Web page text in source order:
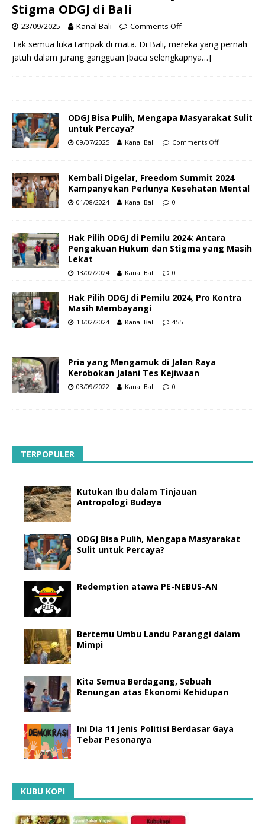
Stigma ODGJ di Bali
23/09/2025 Kanal Bali Comments Off
Tak semua luka tampak di mata. Di Bali, mereka yang pernah
jatuh dalam jurang gangguan [baca selengkapnya…]
ODGJ Bisa Pulih, Mengapa Masyarakat Sulit
untuk Percaya?
09/07/2025 Kanal Bali Comments Off
Kembali Digelar, Freedom Summit 2024
Kampanyekan Perlunya Kesehatan Mental
01/08/2024 Kanal Bali 0
Hak Pilih ODGJ di Pemilu 2024: Antara
Pengakuan Hukum dan Stigma yang Masih
Lekat
13/02/2024 Kanal Bali 0
Hak Pilih ODGJ di Pemilu 2024, Pro Kontra
Masih Membayangi
13/02/2024 Kanal Bali 455
Pria yang Mengamuk di Jalan Raya
Kerobokan Jalani Tes Kejiwaan
03/09/2022 Kanal Bali 0
TERPOPULER
Kutukan Ibu dalam Tinjauan
Antropologi Budaya
ODGJ Bisa Pulih, Mengapa Masyarakat
Sulit untuk Percaya?
Redemption atawa PE-NEBUS-AN
Bertemu Umbu Landu Paranggi dalam
Mimpi
Kita Semua Berdagang, Sebuah
Renungan atas Ekonomi Kehidupan
Ini Dia 11 Jenis Politisi Berdasar Gaya
Tebar Pesonanya
KUBU KOPI